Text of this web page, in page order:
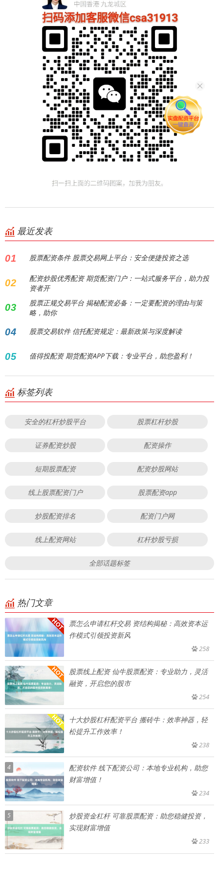
最近发表
01 股票配资条件 股票交易网上平台：安全便捷投资之选
02
配资炒股优秀配资 期货配资门户：一站式服务平台，助力投
资者开
03
股票正规交易平台 揭秘配资必备：一定要配资的理由与策
略，助你
04 股票交易软件 信托配资规定：最新政策与深度解读
05 值得投配资 期货配资APP下载：专业平台，助您盈利！
标签列表
安全的杠杆炒股平台 股票杠杆炒股
证券配资炒股 配资操作
短期股票配资 配资炒股网站
线上股票配资门户 股票配资app
炒股配资排名 配资门户网
线上配资网站 杠杆炒股亏损
全部话题标签
热门文章
票怎么申请杠杆交易 资结构揭秘：高效资本运
作模式引领投资新风
258
股票线上配资 仙牛股票配资：专业助力，灵活
融资，开启您的股市
254
十大炒股杠杆配资平台 搬砖牛：效率神器，轻
松提升工作效率！
238
4
配资软件 线下配资公司：本地专业机构，助您
财富增值！
234
5
炒股资金杠杆 可靠股票配资：助您稳健投资，
实现财富增值
233